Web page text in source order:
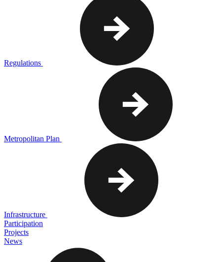
Regulations
Metropolitan Plan
Infrastructure
Participation
Projects
News